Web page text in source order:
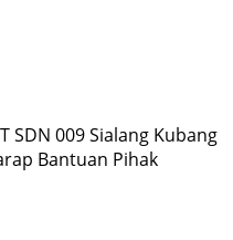
SDN 009 Sialang Kubang
Bantuan Pihak